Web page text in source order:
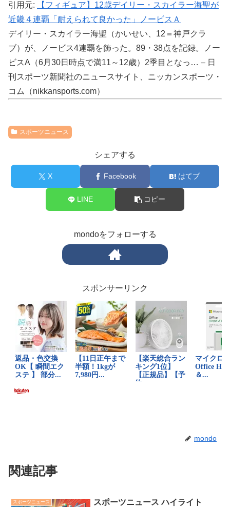
引用元:
【フィギュア】12歳デイリー・スカイラー海聖が
近畿４連覇「耐えられて良かった」ノービスＡ
デイリー・スカイラー海聖（かいせい、12＝神戸クラ
ブ）が、ノービス4連覇を飾った。89・38点を記録。ノー
ビスA（6月30日時点で満11～12歳）2季目となっ… – 日
刊スポーツ新聞社のニュースサイト、ニッカンスポーツ・
コム（nikkansports.com）
スポーツニュース
シェアする
X Facebook はてブ
LINE コピー
mondoをフォローする
スポンサーリンク
mondo
関連記事
スポーツニュース
スポーツニュース ハイライト